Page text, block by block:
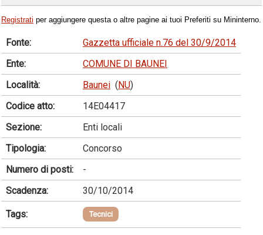
Registrati per aggiungere questa o altre pagine ai tuoi Preferiti su Mininterno.
Fonte:
Gazzetta ufficiale n.76 del 30/9/2014
Ente:
COMUNE DI BAUNEI
Località:
Baunei (NU)
Codice atto:
14E04417
Sezione:
Enti locali
Tipologia:
Concorso
Numero di posti:
-
Scadenza:
30/10/2014
Tags: Tecnici